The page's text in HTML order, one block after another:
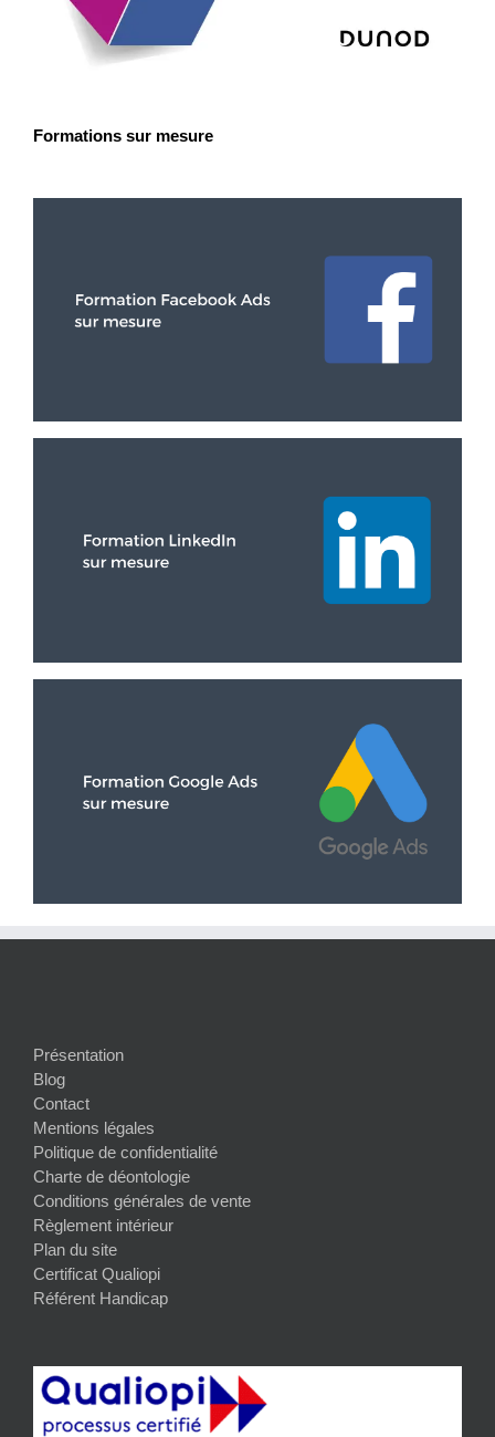
Formations sur mesure
Présentation
Blog
Contact
Mentions légales
Politique de confidentialité
Charte de déontologie
Conditions générales de vente
Règlement intérieur
Plan du site
Certificat Qualiopi
Référent Handicap